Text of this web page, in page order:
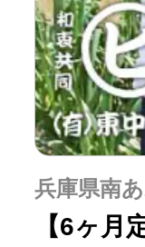
ふる
10秒
自治体
はじ
兵庫県南
【6ヶ月